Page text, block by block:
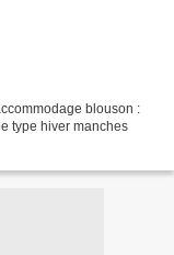
type hiver manches